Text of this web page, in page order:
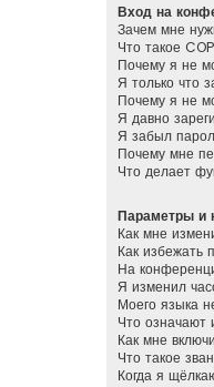
Вход на
Зачем мне
Что такое
Почему я не
Я только что
Почему я не
Я давно
Я забыл
Почему мне
Что делает
Параметры и
Как мне
Как избежать
На
Я изменил
Моего языка
Что означают
Как мне
Что такое
Когда я